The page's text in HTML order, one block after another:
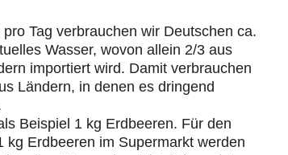
Tag verbrauchen wir Deutschen ca.
Wasser, wovon allein 2/3 aus
importiert wird. Damit verbrauchen
Ländern, in denen es dringend
Beispiel 1 kg Erdbeeren. Für den
kg Erdbeeren im Supermarkt werden